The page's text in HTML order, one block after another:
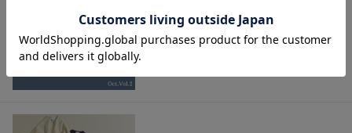
WEEKLY RANKING Oct.Vol.2,